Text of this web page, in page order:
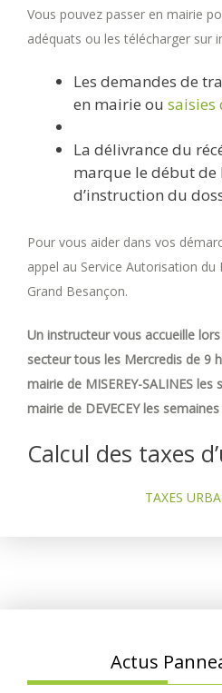
Vous pouvez passer en mairie
adéquats ou les télécharger sur
Les demandes de
en mairie ou saisies
La délivrance du
marque le début de
d’instruction du
Pour vous aider dans vos
appel au Service Autorisation du
Grand Besançon.
Un instructeur vous accueille
secteur tous les Mercredis de 9
mairie de MISEREY-SALINES
mairie de DEVECEY les
Calcul des taxes
TAXES
Actus